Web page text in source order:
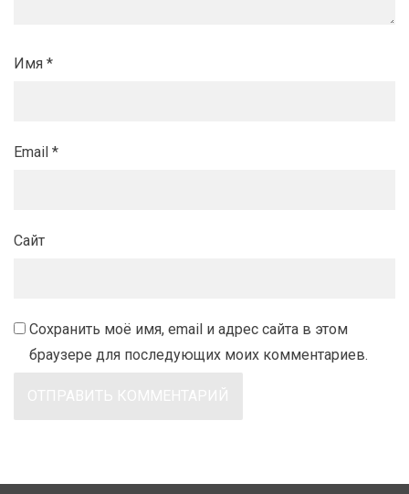
Имя *
Email *
Сайт
Сохранить моё имя, email и адрес сайта в этом
браузере для последующих моих комментариев.